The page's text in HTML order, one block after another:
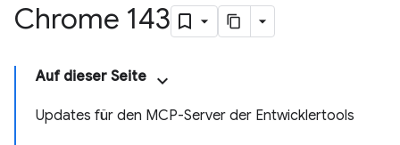
Chrome 143
Auf dieser Seite
Updates für den MCP-Server der Entwicklertools